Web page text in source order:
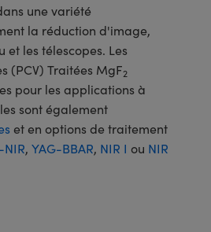
une variété
la réduction d'image,
les télescopes. Les
(PCV) Traitées MgF2
pour les applications à
sont également
et en options de traitement
NIR, YAG-BBAR, NIR I ou NIR